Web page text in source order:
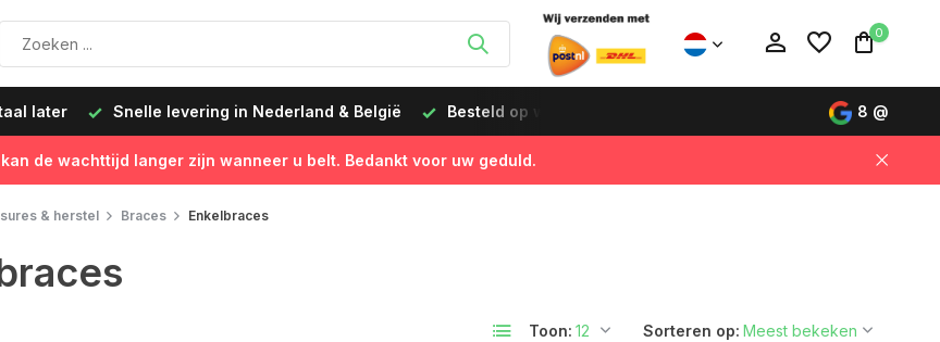
0
later Snelle levering in Nederland & België Besteld op werkdagen vóór 12:00 uur, de volgende dag
8 @
de wachttijd langer zijn wanneer u belt. Bedankt voor uw geduld.
& herstel Braces Enkelbraces
Toon: Sorteren op: